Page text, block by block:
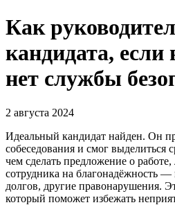
Как
кандидата,
нет службы
2 августа 2024
Идеальный кандидат найден. Он
собеседования и смог выделиться
чем сделать предложение о
сотрудника на благонадёжность —
долгов, другие правонарушения.
который поможет избежать